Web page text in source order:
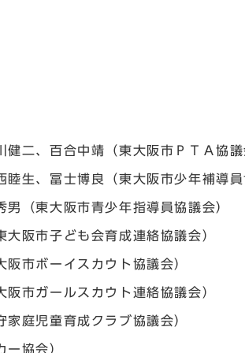
二、百合中靖（東大阪市ＰＴＡ協議
生、冨士博良（東大阪市少年補導員
（東大阪市青少年指導員協議会）
阪市子ども会育成連絡協議会）
市ボーイスカウト協議会）
市ガールスカウト連絡協議会）
庭児童育成クラブ協議会）
ー協会）